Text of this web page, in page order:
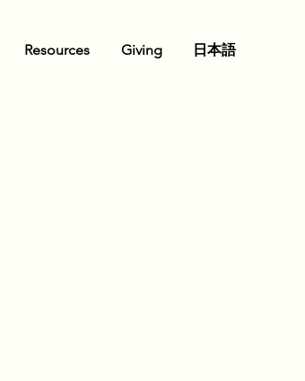
Resources Giving 日本語